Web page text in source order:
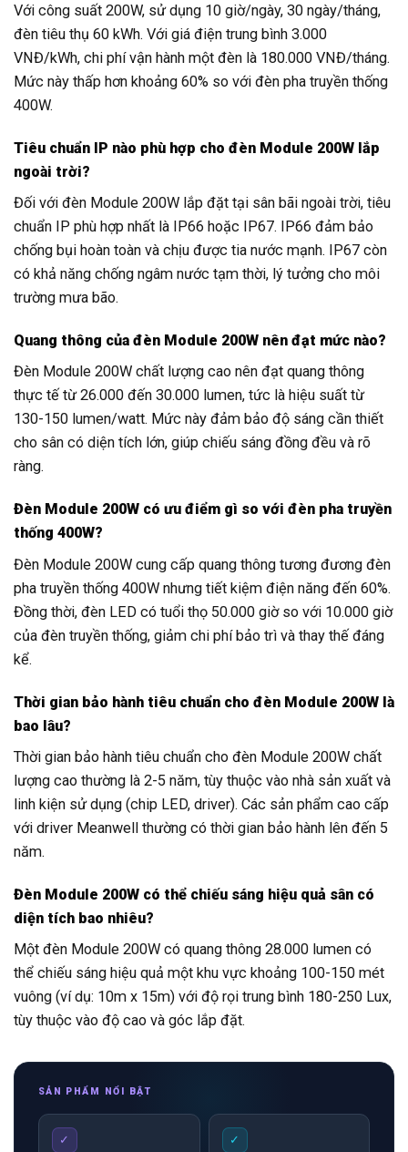
Với công suất 200W, sử dụng 10 giờ/ngày, 30 ngày/tháng,
đèn tiêu thụ 60 kWh. Với giá điện trung bình 3.000
VNĐ/kWh, chi phí vận hành một đèn là 180.000 VNĐ/tháng.
Mức này thấp hơn khoảng 60% so với đèn pha truyền thống
400W.
Tiêu chuẩn IP nào phù hợp cho đèn Module 200W lắp
ngoài trời?
Đối với đèn Module 200W lắp đặt tại sân bãi ngoài trời, tiêu
chuẩn IP phù hợp nhất là IP66 hoặc IP67. IP66 đảm bảo
chống bụi hoàn toàn và chịu được tia nước mạnh. IP67 còn
có khả năng chống ngâm nước tạm thời, lý tưởng cho môi
trường mưa bão.
Quang thông của đèn Module 200W nên đạt mức nào?
Đèn Module 200W chất lượng cao nên đạt quang thông
thực tế từ 26.000 đến 30.000 lumen, tức là hiệu suất từ
130-150 lumen/watt. Mức này đảm bảo độ sáng cần thiết
cho sân có diện tích lớn, giúp chiếu sáng đồng đều và rõ
ràng.
Đèn Module 200W có ưu điểm gì so với đèn pha truyền
thống 400W?
Đèn Module 200W cung cấp quang thông tương đương đèn
pha truyền thống 400W nhưng tiết kiệm điện năng đến 60%.
Đồng thời, đèn LED có tuổi thọ 50.000 giờ so với 10.000 giờ
của đèn truyền thống, giảm chi phí bảo trì và thay thế đáng
kể.
Thời gian bảo hành tiêu chuẩn cho đèn Module 200W là
bao lâu?
Thời gian bảo hành tiêu chuẩn cho đèn Module 200W chất
lượng cao thường là 2-5 năm, tùy thuộc vào nhà sản xuất và
linh kiện sử dụng (chip LED, driver). Các sản phẩm cao cấp
với driver Meanwell thường có thời gian bảo hành lên đến 5
năm.
Đèn Module 200W có thể chiếu sáng hiệu quả sân có
diện tích bao nhiêu?
Một đèn Module 200W có quang thông 28.000 lumen có
thể chiếu sáng hiệu quả một khu vực khoảng 100-150 mét
vuông (ví dụ: 10m x 15m) với độ rọi trung bình 180-250 Lux,
tùy thuộc vào độ cao và góc lắp đặt.
SẢN PHẨM NỔI BẬT
✓ ✓